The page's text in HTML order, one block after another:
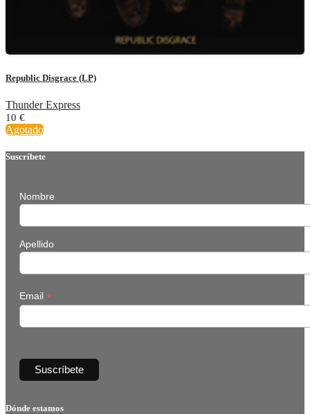
Republic Disgrace (LP)
Thunder Express
10 €
Agotado
Suscríbete
Nombre
Apellido
Email *
Dónde estamos